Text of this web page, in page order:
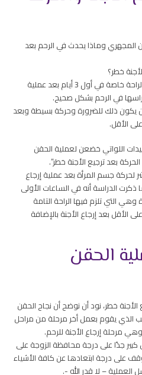
المجهري وماذا يحدث في الرحم بعد
خطر؟
يجب أن تحصل المرأة على الكثير من الراحة خاصة في أول 3 أيام بعد عملية
في الرحم بشكل صحيح.
يكون ذلك للضرورة وحركة بسيطة وبعد
اللواتي خضعن لعملية الحقن
بعد ترجيع الأجنة خطر”.
لحركة جسم المرأة بعد عملية إرجاع
ذكرت الدراسة أنه في الساعات الأولى
التي تلزم فيها الراحة التامة
ولمدة 3 ساعات على الأقل بعد إرجاع الأجنة بالإضافة
الحقن
خطر، نود أن نوضح أن نجاح الحقن
الذي يقوم بعمل أخر مرحلة من مراحل
مرحلة إرجاع الأجنة للرحم.
جدًا على درجة محافظة الزوجة على
على درجة ابتعادها عن كافة الأشياء
العملية – لا قدر الله -.